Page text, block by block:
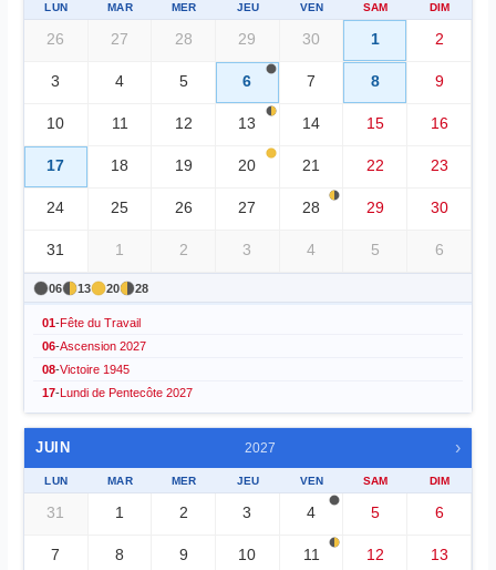
LUN MAR MER JEU VEN SAM DIM
26 27 28 29 30 1 2
3 4 5 6 7 8 9
10 11 12 13 14 15 16
17 18 19 20 21 22 23
24 25 26 27 28 29 30
31 1 2 3 4 5 6
06 13 20 28
01-Fête du Travail
06-Ascension 2027
08-Victoire 1945
17-Lundi de Pentecôte 2027
JUIN 2027 ›
LUN MAR MER JEU VEN SAM DIM
31 1 2 3 4 5 6
7 8 9 10 11 12 13